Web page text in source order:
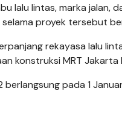
lalu lintas, marka jalan,
proyek tersebut
rekayasa lalu
konstruksi MRT Jakarta
pada 1